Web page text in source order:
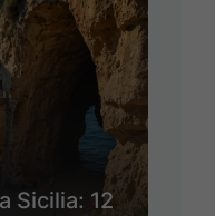
Sicilia: 12